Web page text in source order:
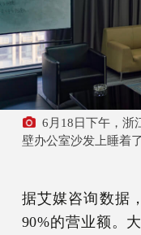
6月18日下午，浙
壁办公室沙发上睡着了
据艾媒咨询数据
90%的营业额。